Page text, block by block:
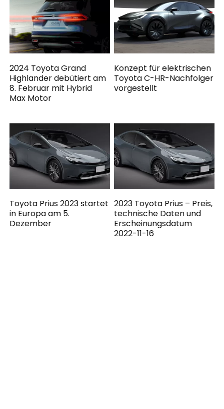
2024 Toyota Grand
Highlander debütiert am
8. Februar mit Hybrid
Max Motor
Konzept für elektrischen
Toyota C-HR-Nachfolger
vorgestellt
Toyota Prius 2023 startet
in Europa am 5.
Dezember
2023 Toyota Prius – Preis,
technische Daten und
Erscheinungsdatum
2022-11-16